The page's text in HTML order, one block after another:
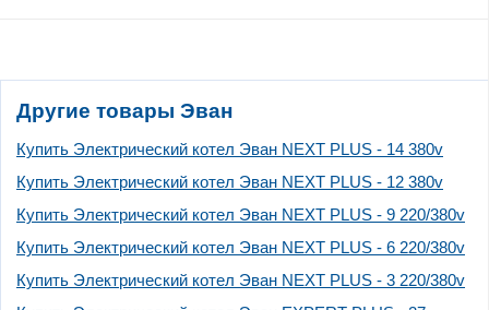
Другие товары Эван
Купить Электрический котел Эван NEXT PLUS - 14 380v
Купить Электрический котел Эван NEXT PLUS - 12 380v
Купить Электрический котел Эван NEXT PLUS - 9 220/380v
Купить Электрический котел Эван NEXT PLUS - 6 220/380v
Купить Электрический котел Эван NEXT PLUS - 3 220/380v